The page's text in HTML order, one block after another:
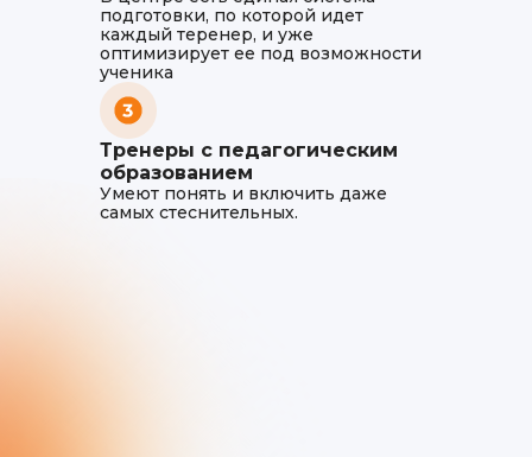
подготовки, по которой идет
каждый теренер, и уже
оптимизирует ее под возможности
ученика
Тренеры с педагогическим
образованием
Умеют понять и включить даже
самых стеснительных.